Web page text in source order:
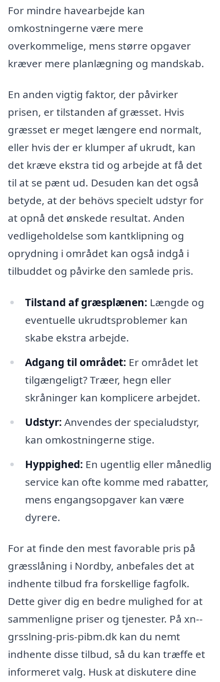
For mindre havearbejde kan
omkostningerne være mere
overkommelige, mens større opgaver
kræver mere planlægning og mandskab.
En anden vigtig faktor, der påvirker
prisen, er tilstanden af græsset. Hvis
græsset er meget længere end normalt,
eller hvis der er klumper af ukrudt, kan
det kræve ekstra tid og arbejde at få det
til at se pænt ud. Desuden kan det også
betyde, at der behövs specielt udstyr for
at opnå det ønskede resultat. Anden
vedligeholdelse som kantklipning og
oprydning i området kan også indgå i
tilbuddet og påvirke den samlede pris.
Tilstand af græsplænen: Længde og
eventuelle ukrudtsproblemer kan
skabe ekstra arbejde.
Adgang til området: Er området let
tilgængeligt? Træer, hegn eller
skråninger kan komplicere arbejdet.
Udstyr: Anvendes der specialudstyr,
kan omkostningerne stige.
Hyppighed: En ugentlig eller månedlig
service kan ofte komme med rabatter,
mens engangsopgaver kan være
dyrere.
For at finde den mest favorable pris på
græsslåning i Nordby, anbefales det at
indhente tilbud fra forskellige fagfolk.
Dette giver dig en bedre mulighed for at
sammenligne priser og tjenester. På xn--
grsslning-pris-pibm.dk kan du nemt
indhente disse tilbud, så du kan træffe et
informeret valg. Husk at diskutere dine